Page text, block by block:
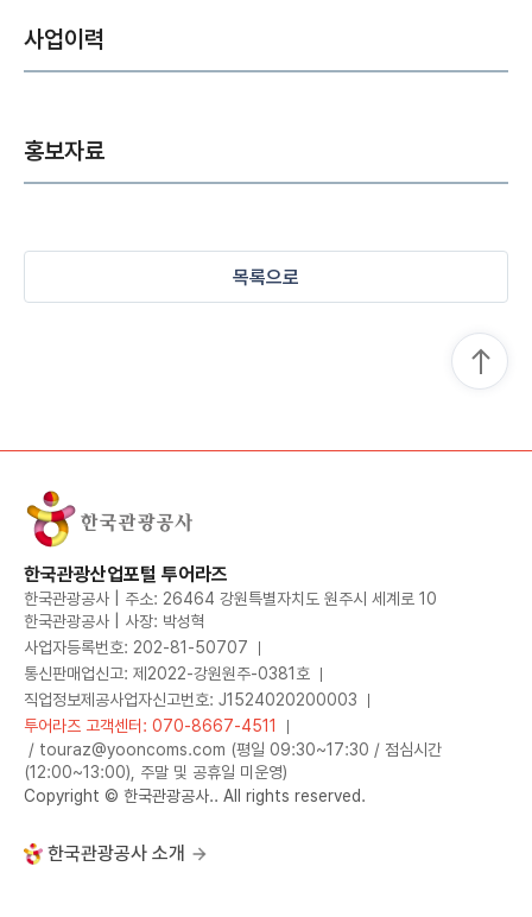
사업이력
홍보자료
목록으로
한국관광산업포털 투어라즈
한국관광공사 | 주소: 26464 강원특별자치도 원주시 세계로 10
한국관광공사 | 사장: 박성혁
사업자등록번호: 202-81-50707
통신판매업신고: 제2022-강원원주-0381호
직업정보제공사업자신고번호: J1524020200003
투어라즈 고객센터: 070-8667-4511
/ touraz@yooncoms.com (평일 09:30~17:30 / 점심시간
(12:00~13:00), 주말 및 공휴일 미운영)
Copyright © 한국관광공사.. All rights reserved.
한국관광공사 소개